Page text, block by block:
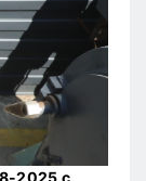
2025 с